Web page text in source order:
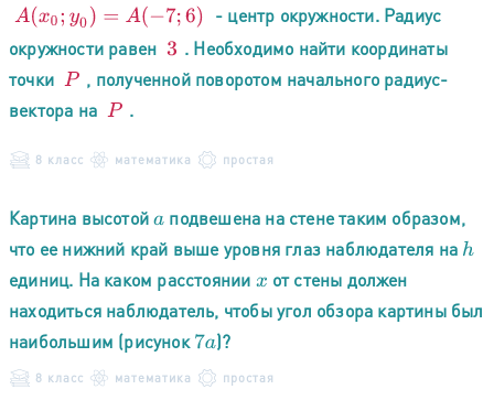
A(x0;y0)=A −7 6)
- центр окружности. Радиус
окружности равен 3 . Необходимо найти координаты
точки P , полученной поворотом начального радиус-
вектора на P .
8 класс математика простая
Картина высотойa подвешена на стене таким образом,
что ее нижний край выше уровня глаз наблюдателя на h
единиц. На каком расстоянии x от стены должен
находиться наблюдатель, чтобы угол обзора картины был
наибольшим (рисунок7a)?
8 класс математика простая